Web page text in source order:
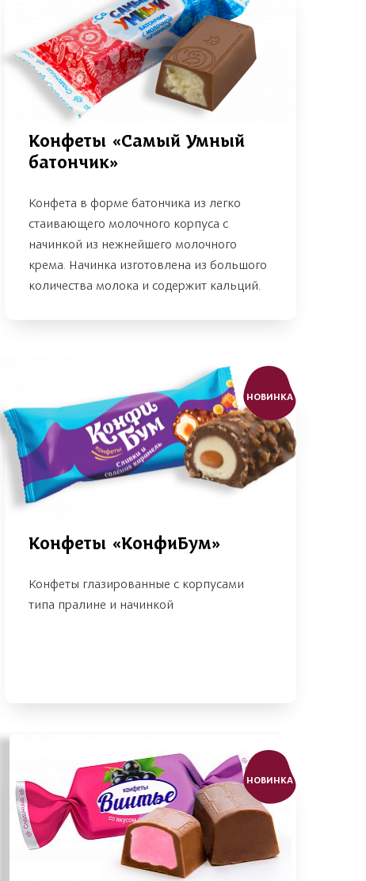
Конфеты «Самый Умный
батончик»
Конфета в форме батончика из легко
стаивающего молочного корпуса с
начинкой из нежнейшего молочного
крема. Начинка изготовлена из большого
количества молока и содержит кальций.
НОВИНКА
Конфеты «КонфиБум»
Конфеты глазированные с корпусами
типа пралине и начинкой
НОВИНКА